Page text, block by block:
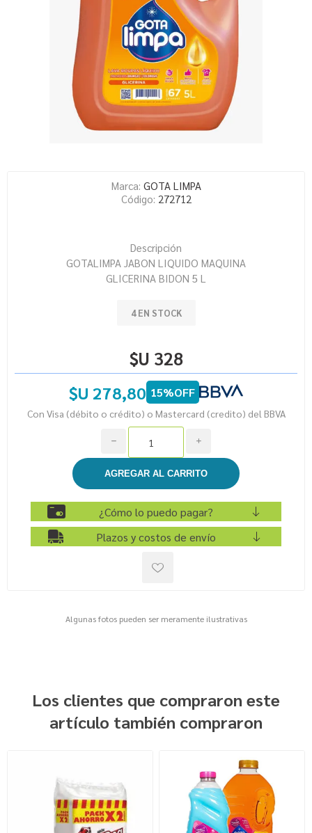
Marca: GOTA LIMPA
Código: 272712
Descripción
GOTALIMPA JABON LIQUIDO MAQUINA
GLICERINA BIDON 5 L
4 EN STOCK
$U 328
$U 278,80 15%OFF
Con Visa (débito o crédito) o Mastercard (credito) del BBVA
i
h
¿Cómo lo puedo pagar?
Plazos y costos de envío
Algunas fotos pueden ser meramente ilustrativas
Los clientes que compraron este
artículo también compraron